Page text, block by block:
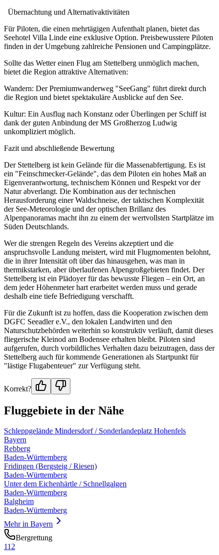
Übernachtung und Alternativaktivitäten
Für Piloten, die einen mehrtägigen Aufenthalt planen, bietet das
Seehotel Villa Linde eine exklusive Option. Preisbewusstere Piloten
finden in der Umgebung zahlreiche Pensionen und Campingplätze.
Sollte das Wetter einen Flug am Stettelberg unmöglich machen,
bietet die Region attraktive Alternativen:
Wandern: Der Premiumwanderweg "SeeGang" führt direkt durch
die Region und bietet spektakuläre Ausblicke auf den See.
Kultur: Ein Ausflug nach Konstanz oder Überlingen per Schiff ist
dank der guten Anbindung der MS Großherzog Ludwig
unkompliziert möglich.
Fazit und abschließende Bewertung
Der Stettelberg ist kein Gelände für die Massenabfertigung. Es ist
ein "Feinschmecker-Gelände", das dem Piloten ein hohes Maß an
Eigenverantwortung, technischem Können und Respekt vor der
Natur abverlangt. Die Kombination aus der technischen
Herausforderung einer Waldschneise, der taktischen Komplexität
der See-Meteorologie und der optischen Brillanz des
Alpenpanoramas macht ihn zu einem der wertvollsten Startplätze im
Süden Deutschlands.
Wer die strengen Regeln des Vereins akzeptiert und die
anspruchsvolle Landung meistert, wird mit Flugmomenten belohnt,
die in ihrer Intensität oft über das hinausgehen, was man in
thermikstarken, aber überlaufenen Alpengroßgebieten findet. Der
Stettelberg ist ein Plädoyer für das bewusste Fliegen – ein Ort, an
dem jeder Höhenmeter hart erarbeitet werden muss und gerade
deshalb eine tiefe Befriedigung verschafft.
Für die Zukunft ist zu hoffen, dass die Kooperation zwischen dem
DGFC Seeadler e.V., den lokalen Landwirten und den
Naturschutzbehörden weiterhin so konstruktiv verläuft, damit dieses
fliegerische Kleinod am Bodensee erhalten bleibt. Piloten sind
aufgerufen, durch vorbildliches Verhalten dazu beizutragen, dass der
Stettelberg auch für kommende Generationen als Startpunkt für
"lästige Flugabenteuer" zur Verfügung steht.
Korrekt?
Fluggebiete in der Nähe
Schleppgelände Mindersdorf / Sonderlandeplatz Hohenfels
Bayern
Rebberg
Baden-Württemberg
Fridingen (Bergsteig / Riesen)
Baden-Württemberg
Unter dem Eichenhärtle / Schnellgalgen
Baden-Württemberg
Balgheim
Baden-Württemberg
Mehr in Bayern
Bergrettung
112